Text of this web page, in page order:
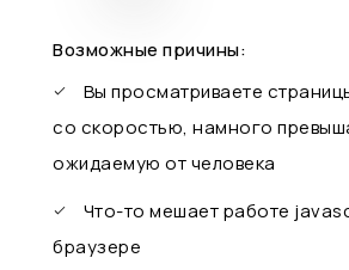
Возможные причины:
Вы просматриваете
со скоростью, намного
ожидаемую от человека
Что-то мешает работе
браузере